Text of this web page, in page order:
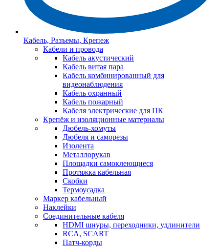
Кабель, Разъемы, Крепеж
Кабели и провода
Кабель акустический
Кабель витая пара
Кабель комбинированный для
видеонаблюдения
Кабель охранный
Кабель пожарный
Кабеля электрические для ПК
Крепёж и изоляционные материалы
Дюбель-хомуты
Дюбеля и саморезы
Изолента
Металлорукав
Площадки самоклеющиеся
Протяжка кабельная
Скобки
Термоусадка
Маркер кабельный
Наклейки
Соединительные кабеля
HDMI шнуры, переходники, удлинители
RCA, SCART
Патч-корды